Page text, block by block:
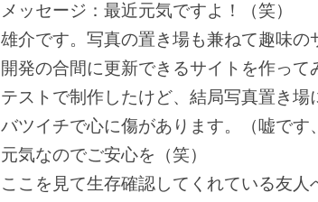
メッセージ：最近元気ですよ！（笑）
雄介です。写真の置き場も兼ねて趣味の
開発の合間に更新できるサイトを作って
テストで制作したけど、結局写真置き場
バツイチで心に傷があります。（嘘です
元気なのでご安心を（笑）
ここを見て生存確認してくれている友人